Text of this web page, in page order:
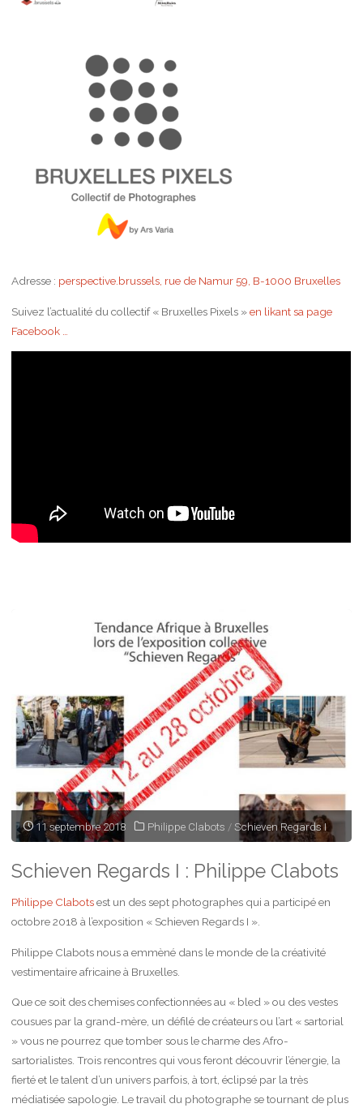
Adresse : perspective.brussels, rue de Namur 59, B-1000 Bruxelles
Suivez l’actualité du collectif « Bruxelles Pixels »en likant sa page
Facebook …
11 septembre 2018 Philippe Clabots / Schieven Regards I
Schieven Regards I : Philippe Clabots
Philippe Clabotsest un des sept photographes qui a participé en
octobre 2018 à l’exposition « Schieven Regards I ».
Philippe Clabots nous a emmèné dans le monde de la créativité
vestimentaire africaine à Bruxelles.
Que ce soit des chemises confectionnées au « bled » ou des vestes
cousues par la grand-mère, un défilé de créateurs ou l’art « sartorial
» vous ne pourrez que tomber sous le charme des Afro-
sartorialistes. Trois rencontres qui vous feront découvrir l’énergie, la
fierté et le talent d’un univers parfois, à tort, éclipsé par la très
médiatisée sapologie. Le travail du photographe se tournant de plus